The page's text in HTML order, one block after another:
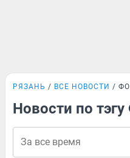
РЯЗАНЬ ВСЕ НОВОСТИ
Новости по